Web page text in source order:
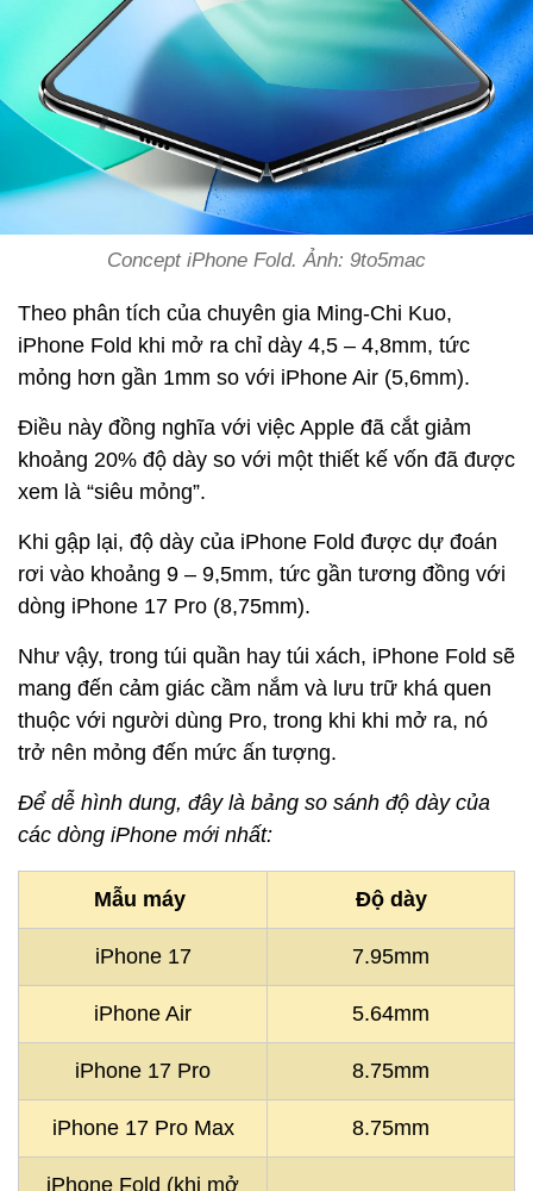
Concept iPhone Fold. Ảnh: 9to5mac
Theo phân tích của chuyên gia Ming-Chi Kuo,
iPhone Fold khi mở ra chỉ dày 4,5 – 4,8mm, tức
mỏng hơn gần 1mm so với iPhone Air (5,6mm).
Điều này đồng nghĩa với việc Apple đã cắt giảm
khoảng 20% độ dày so với một thiết kế vốn đã được
xem là “siêu mỏng”.
Khi gập lại, độ dày của iPhone Fold được dự đoán
rơi vào khoảng 9 – 9,5mm, tức gần tương đồng với
dòng iPhone 17 Pro (8,75mm).
Như vậy, trong túi quần hay túi xách, iPhone Fold sẽ
mang đến cảm giác cầm nắm và lưu trữ khá quen
thuộc với người dùng Pro, trong khi khi mở ra, nó
trở nên mỏng đến mức ấn tượng.
Để dễ hình dung, đây là bảng so sánh độ dày của
các dòng iPhone mới nhất:
Mẫu máy Độ dày
iPhone 17 7.95mm
iPhone Air 5.64mm
iPhone 17 Pro 8.75mm
iPhone 17 Pro Max 8.75mm
iPhone Fold (khi mở